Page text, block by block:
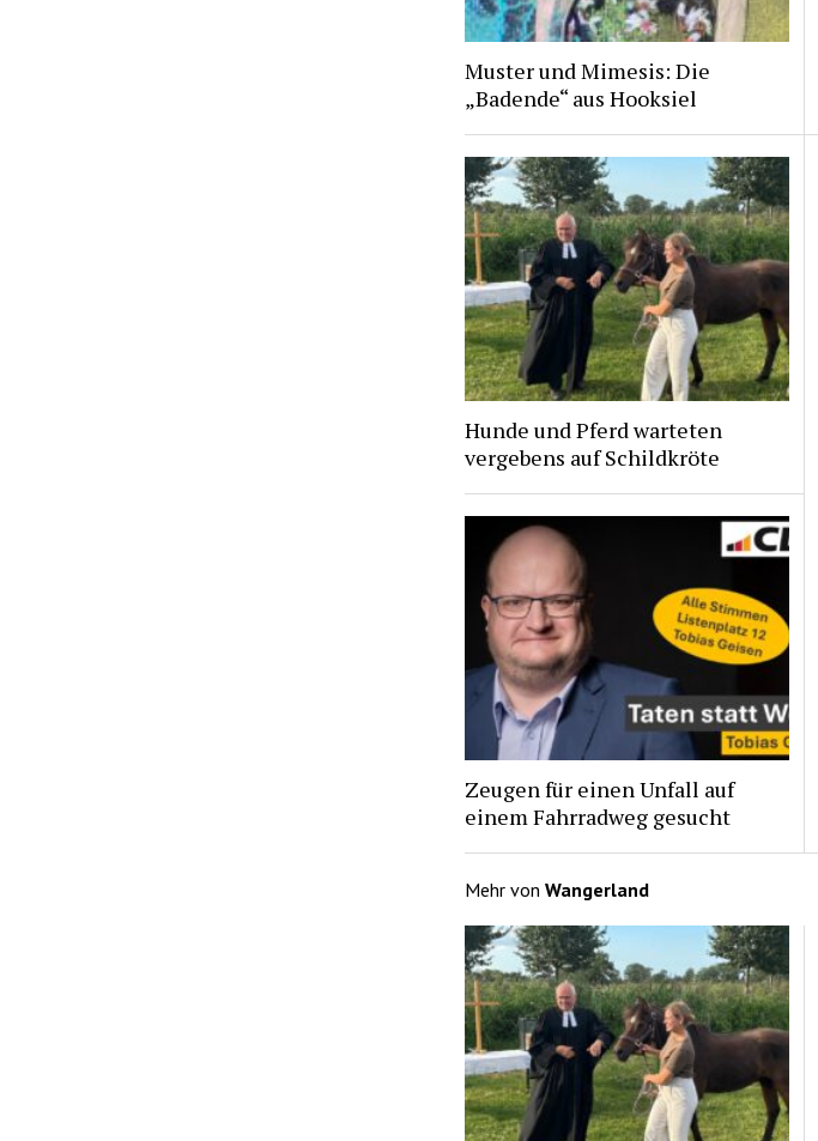
Muster und Mimesis: Die
„Badende“ aus Hooksiel
Hunde und Pferd warteten
vergebens auf Schildkröte
Zeugen für einen Unfall auf
einem Fahrradweg gesucht
Mehr von Wangerland